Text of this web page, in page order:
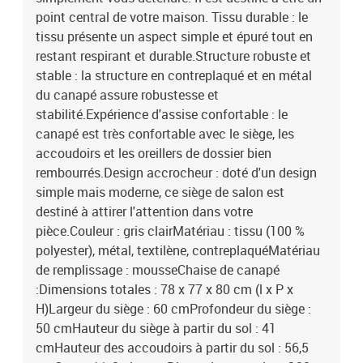
point central de votre maison. Tissu durable : le
tissu présente un aspect simple et épuré tout en
restant respirant et durable.Structure robuste et
stable : la structure en contreplaqué et en métal
du canapé assure robustesse et
stabilité.Expérience d'assise confortable : le
canapé est très confortable avec le siège, les
accoudoirs et les oreillers de dossier bien
rembourrés.Design accrocheur : doté d'un design
simple mais moderne, ce siège de salon est
destiné à attirer l'attention dans votre
pièce.Couleur : gris clairMatériau : tissu (100 %
polyester), métal, textilène, contreplaquéMatériau
de remplissage : mousseChaise de canapé
:Dimensions totales : 78 x 77 x 80 cm (l x P x
H)Largeur du siège : 60 cmProfondeur du siège :
50 cmHauteur du siège à partir du sol : 41
cmHauteur des accoudoirs à partir du sol : 56,5